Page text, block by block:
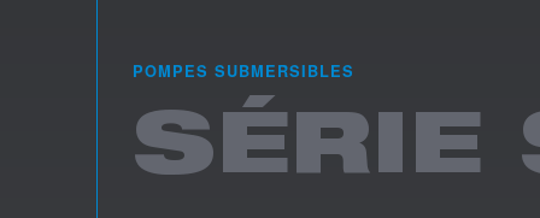
POMPES SUBMERSIBLES
SÉRIE